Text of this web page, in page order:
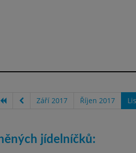
Září 2017 Říjen 2017
jídelníčků: